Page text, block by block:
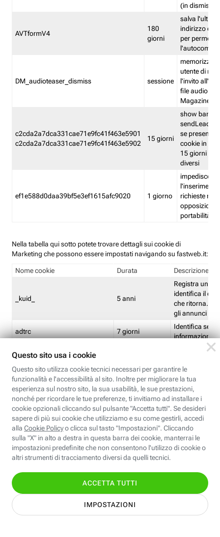
(in
AVTformV4
180
giorni
salva l'ultimo
indirizzo di
per
DM_audioteaser_dismiss sessione
memorizza
utente di
l'invito
file audio del
Magazine
c2cda2a7dca331cae71e9fc41f463e5901
c2cda2a7dca331cae71e9fc41f463e5902
15 giorni
show banner
sendLead
se presenti
cookie in un
15 giorni e
diversi
ef1e588d0daa39bf5e3ef1615afc9020 1 giorno
impedisce
l'inserimento
richieste
opposizione
portabilità
Nella tabella qui sotto potete trovare dettagli sui cookie di
Marketing che possono essere impostati navigando su fastweb.it:
Nome cookie Durata Descrizione
_kuid_ 5 anni
Registra un ID
identifica il
che ritorna.
gli annunci
adtrc 7 giorni
Identifica se
informazioni
CFFC<TagID>
Limite di
CM 1 giorno
Identifica se
ricontrollare
corrispondenti
(impostata da
CM14 14 giorni
Identifica se
ricontrollare
corrispondenti
(impostata da
pagine
EBFC<BannerID> 7 giorni
Identifica la
banner
Identifica la